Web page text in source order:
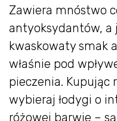
Zawiera mnóstwo
antyoksydantów, a
kwaskowaty smak
właśnie pod
pieczenia. Kupując
wybieraj łodygi o
różowej barwie –